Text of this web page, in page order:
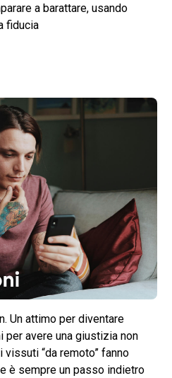
a barattare, usando
fiducia
Un attimo per diventare
per avere una giustizia non
“da remoto” fanno
è sempre un passo indietro